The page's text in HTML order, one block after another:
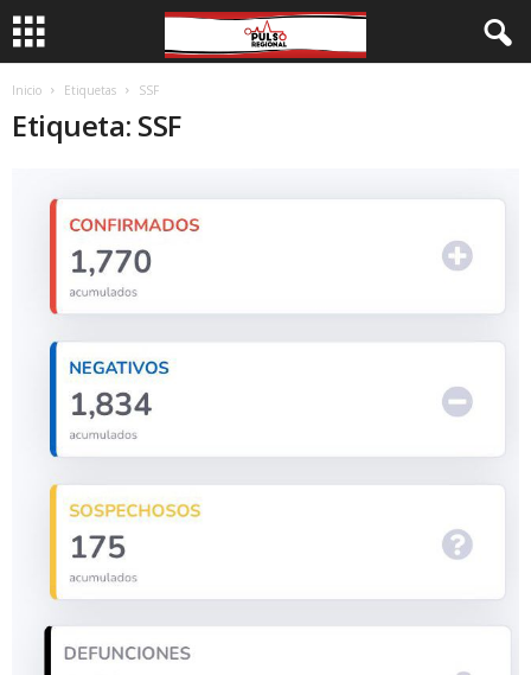
Inicio Etiquetas SSF
Etiqueta: SSF